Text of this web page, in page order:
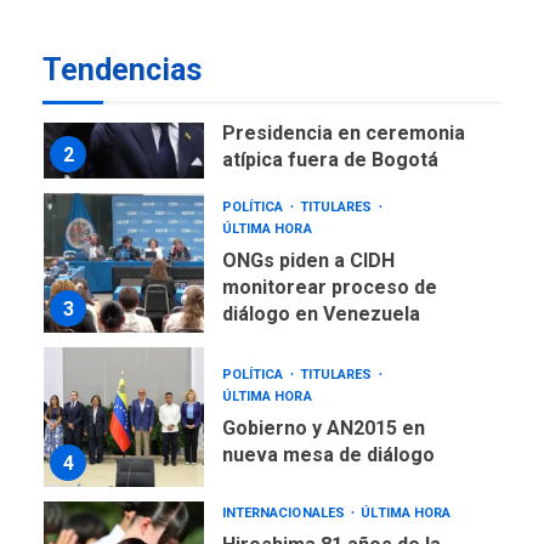
Tendencias
2
Presidencia en ceremonia
atípica fuera de Bogotá
3
POLÍTICA
TITULARES
ÚLTIMA HORA
ONGs piden a CIDH
monitorear proceso de
diálogo en Venezuela
4
POLÍTICA
TITULARES
ÚLTIMA HORA
Gobierno y AN2015 en
nueva mesa de diálogo
INTERNACIONALES ÚLTIMA HORA